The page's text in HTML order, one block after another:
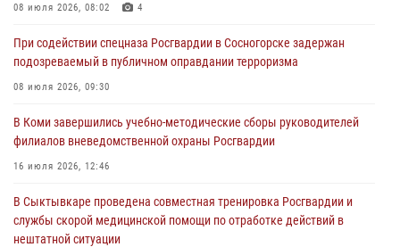
сотрудников вневедомственной охраны Росгвардии
В Сыктывкаре росгвардейцы приняли участие в молебне в рамках
Дня Крещения Руси и Дня святого равноапостольного князя
28 июля 2026, 13:32 8
В Коми за неделю росгвардейцами выявлено более 10
деятельности
26 июля 2026, 06:48
08 июля 2026, 08:02 4
При содействии спецназа Росгвардии в Сосногорске задержан
подозреваемый в публичном оправдании терроризма
08 июля 2026, 09:30
В Коми завершились учебно-методические сборы руководителей
филиалов вневедомственной охраны Росгвардии
16 июля 2026, 12:46
В Сыктывкаре проведена совместная тренировка Росгвардии и
службы скорой медицинской помощи по отработке действий в
нештатной ситуации